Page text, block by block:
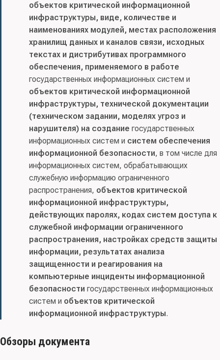
объектов критической информационной
инфраструктуры, виде, количестве и
наименованиях модулей, местах расположения
хранилищ данных и каналов связи, исходных
текстах и дистрибутивах программного
обеспечения, применяемого в работе
государственных информационных систем и
объектов критической информационной
инфраструктуры, технической документации
(техническом задании, моделях угроз и
нарушителя) на создание государственных
информационных систем и систем обеспечения
информационной безопасности, в том числе для
информационных систем, обрабатывающих
служебную информацию ограниченного
распространения, объектов критической
информационной инфраструктуры,
действующих паролях, кодах систем доступа к
служебной информации ограниченного
распространения, настройках средств защиты
информации, результатах анализа
защищенности и реагирования на
компьютерные инциденты информационной
безопасности государственных информационных
систем и объектов критической
информационной инфраструктуры.
Обзоры документа